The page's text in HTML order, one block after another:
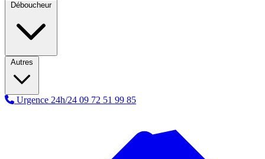
Déboucheur
Autres
Urgence 24h/24 09 72 51 99 85